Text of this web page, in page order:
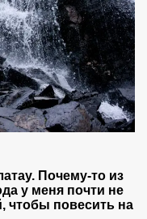
Почему-то из
у меня почти не
чтобы повесить на